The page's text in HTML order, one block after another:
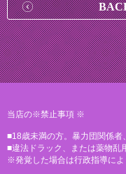
当店の※禁止事項 ※
■18歳未満の方。暴力団関係
■違法ドラック、または薬物乱
※発覚した場合は行政指導によ